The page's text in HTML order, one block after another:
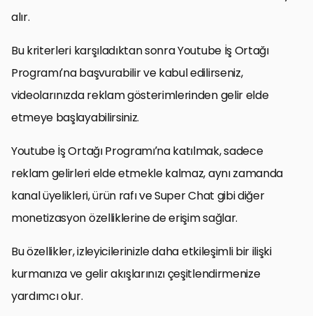
alır.
Bu kriterleri karşıladıktan sonra Youtube İş Ortağı
Programı’na başvurabilir ve kabul edilirseniz,
videolarınızda reklam gösterimlerinden gelir elde
etmeye başlayabilirsiniz.
Youtube İş Ortağı Programı’na katılmak, sadece
reklam gelirleri elde etmekle kalmaz, aynı zamanda
kanal üyelikleri, ürün rafı ve Super Chat gibi diğer
monetizasyon özelliklerine de erişim sağlar.
Bu özellikler, izleyicilerinizle daha etkileşimli bir ilişki
kurmanıza ve gelir akışlarınızı çeşitlendirmenize
yardımcı olur.